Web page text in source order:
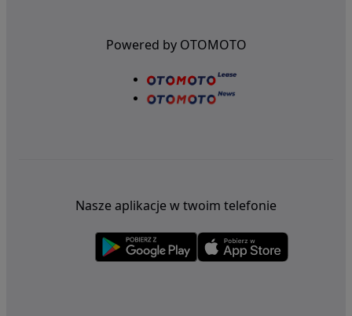
Powered by OTOMOTO
Nasze aplikacje w twoim telefonie